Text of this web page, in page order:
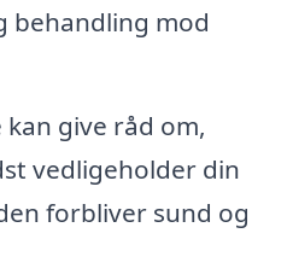
behandling mod
kan give råd om,
vedligeholder din
forbliver sund og